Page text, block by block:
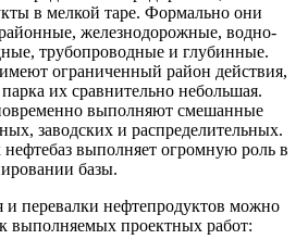
в мелкой таре. Формально они
железнодорожные, водно-
трубопроводные и глубинные.
ограниченный район действия,
их сравнительно небольшая.
выполняют смешанные
заводских и распределительных.
выполняет огромную роль в
базы.
и перевалки нефтепродуктов можно
выполняемых проектных работ: